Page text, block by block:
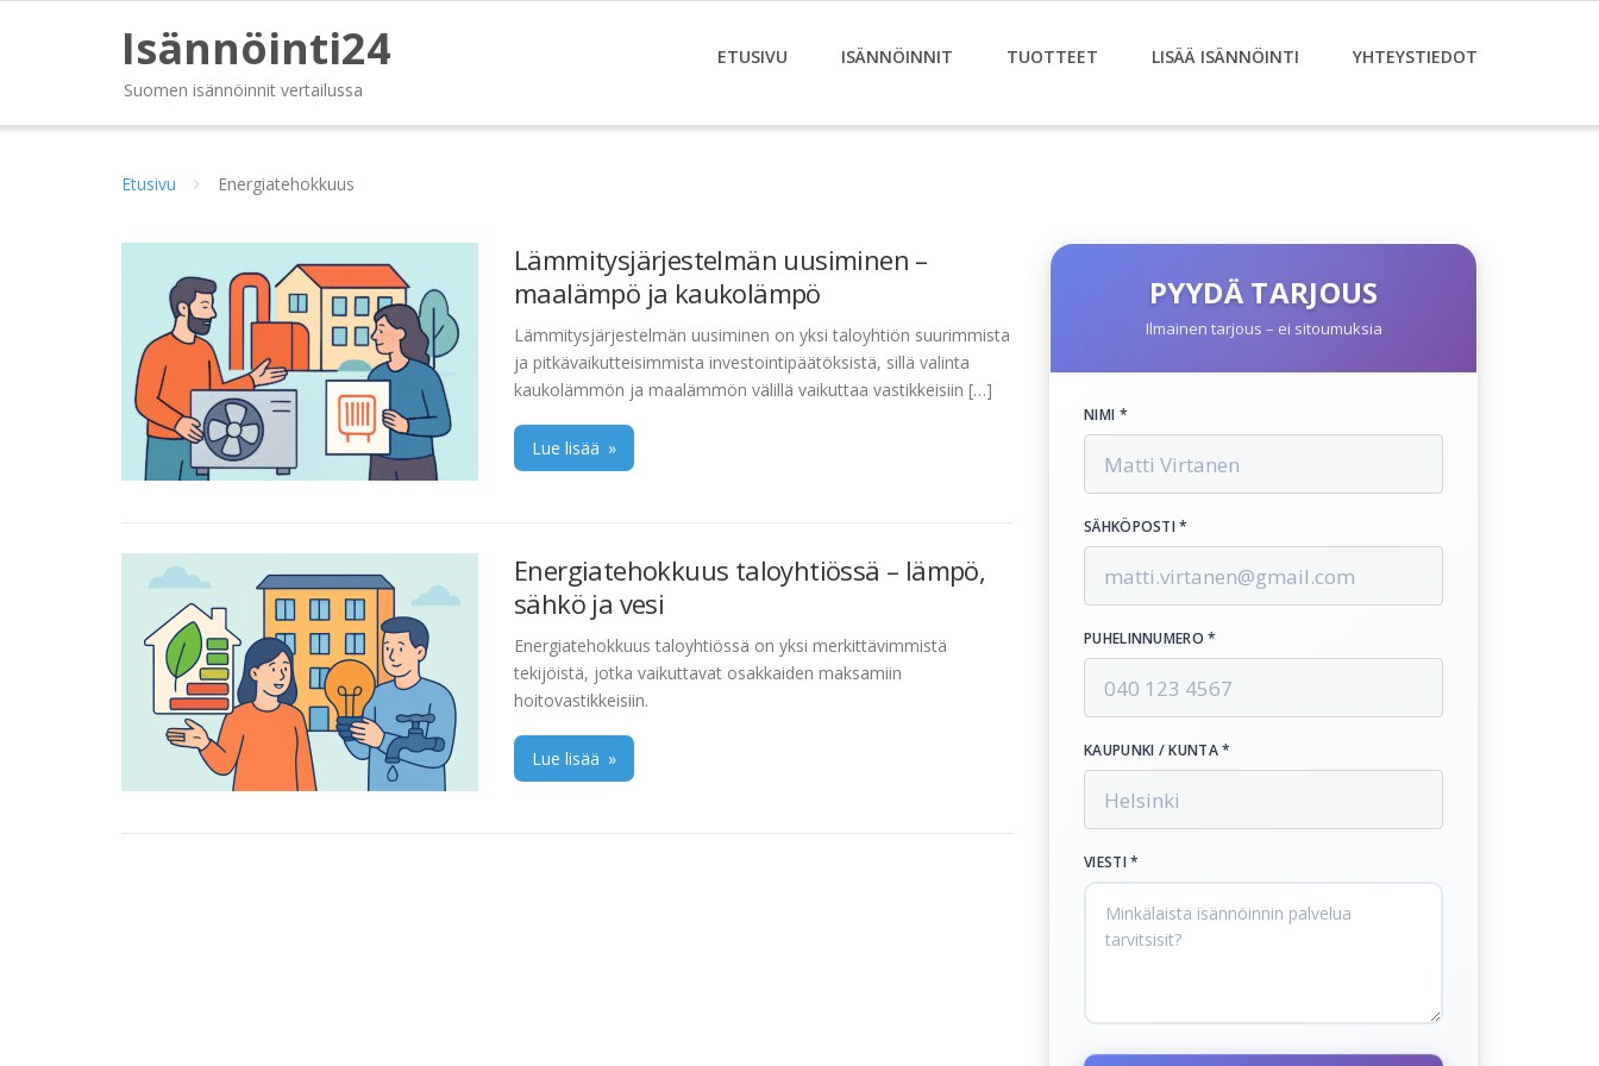
Isännöinti24
Suomen isännöinnit vertailussa
ETUSIVU ISÄNNÖINNIT TUOTTEET LISÄÄ ISÄNNÖINTI YHTEYSTIEDOT
Etusivu Energiatehokkuus
Lämmitysjärjestelmän uusiminen –
maalämpö ja kaukolämpö
Lämmitysjärjestelmän uusiminen on yksi taloyhtiön suurimmista
ja pitkävaikutteisimmista investointipäätöksistä, sillä valinta
kaukolämmön ja maalämmön välillä vaikuttaa vastikkeisiin […]
Lue lisää »
Energiatehokkuus taloyhtiössä – lämpö,
sähkö ja vesi
Energiatehokkuus taloyhtiössä on yksi merkittävimmistä
tekijöistä, jotka vaikuttavat osakkaiden maksamiin
hoitovastikkeisiin.
Lue lisää »
PYYDÄ TARJOUS
Ilmainen tarjous – ei sitoumuksia
NIMI *
SÄHKÖPOSTI *
PUHELINNUMERO *
KAUPUNKI / KUNTA *
VIESTI *